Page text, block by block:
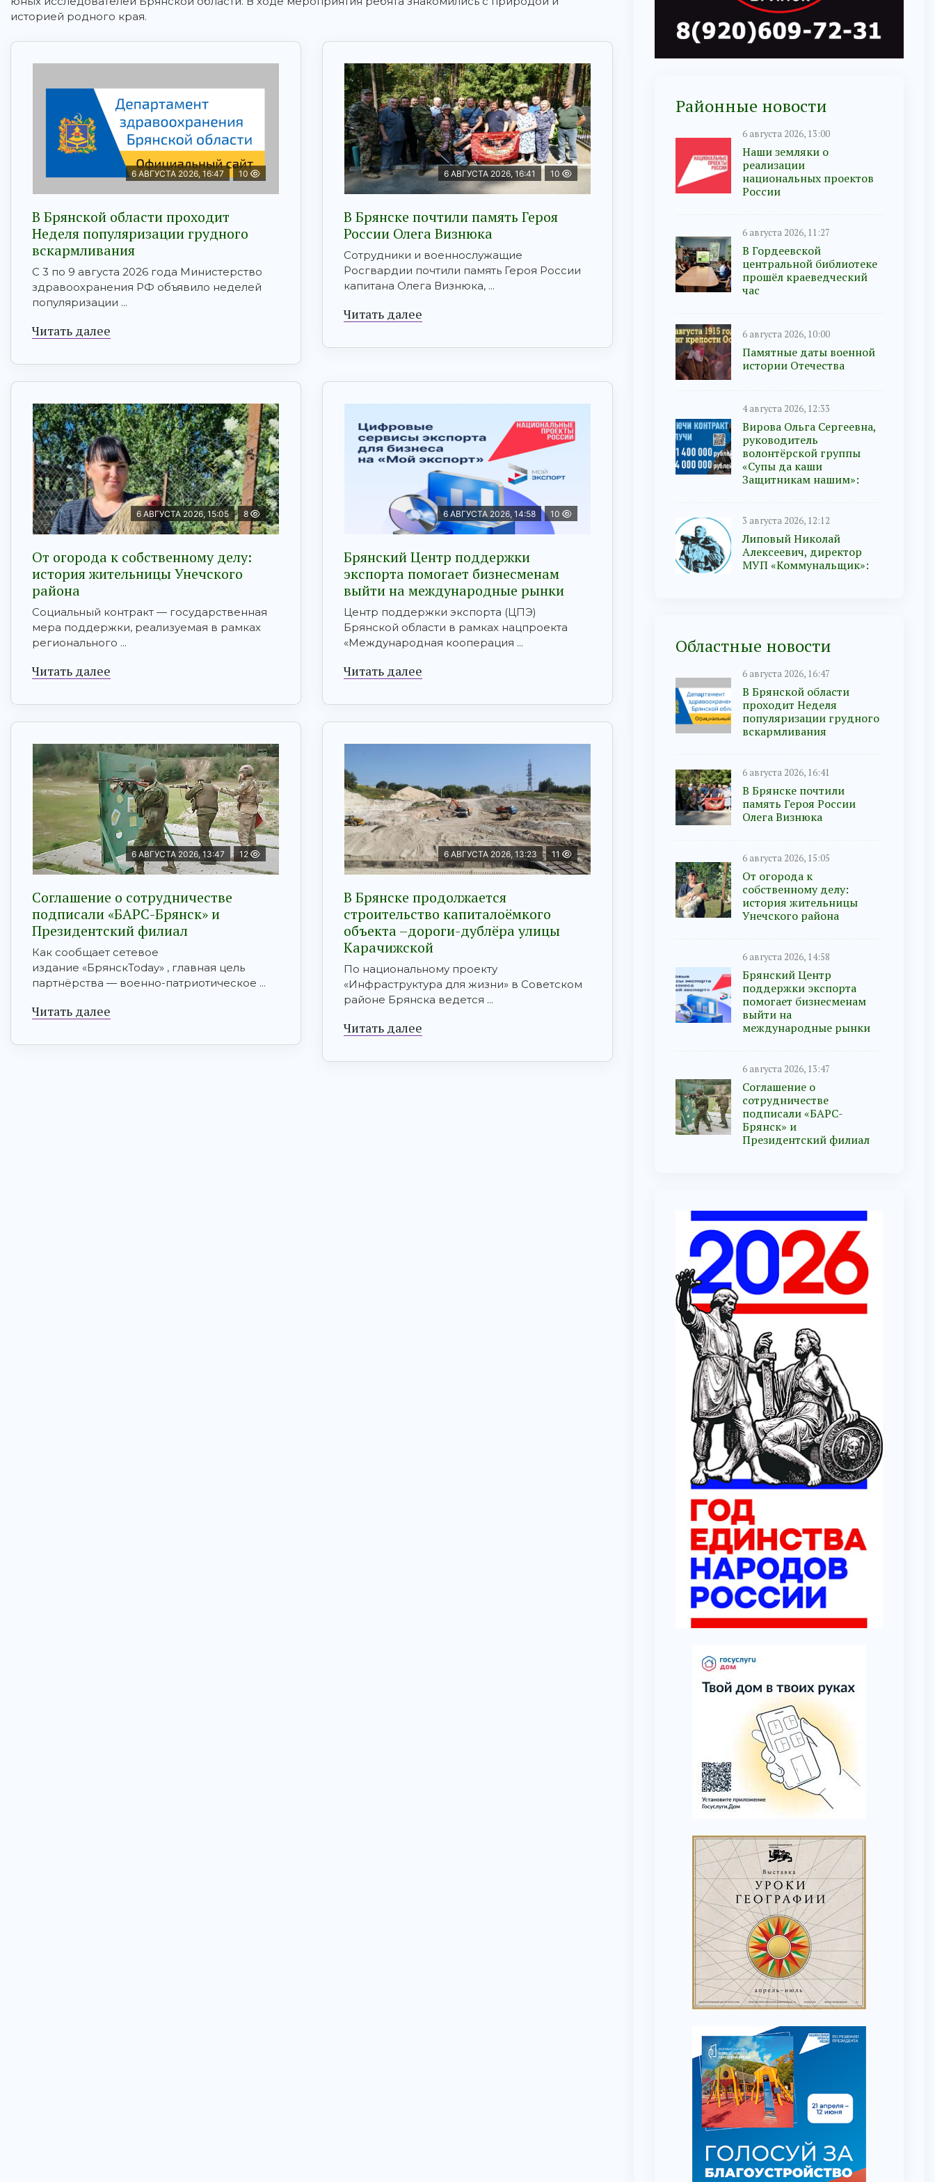
историей родного края.
6 АВГУСТА 2026, 16:47 10
В Брянской области проходит
Неделя популяризации грудного
вскармливания
С 3 по 9 августа 2026 года Министерство
здравоохранения РФ объявило неделей
популяризации ...
Читать далее
6 АВГУСТА 2026, 16:41 10
В Брянске почтили память Героя
России Олега Визнюка
Сотрудники и военнослужащие
Росгвардии почтили память Героя России
капитана Олега Визнюка, ...
Читать далее
6 АВГУСТА 2026, 15:05 8
От огорода к собственному делу:
история жительницы Унечского
района
Социальный контракт — государственная
мера поддержки, реализуемая в рамках
регионального ...
Читать далее
6 АВГУСТА 2026, 14:58 10
Брянский Центр поддержки
экспорта помогает бизнесменам
выйти на международные рынки
Центр поддержки экспорта (ЦПЭ)
Брянской области в рамках нацпроекта
«Международная кооперация ...
Читать далее
6 АВГУСТА 2026, 13:47 12
Соглашение о сотрудничестве
подписали «БАРС-Брянск» и
Президентский филиал
Как сообщает сетевое
издание «БрянскToday» , главная цель
партнёрства — военно-патриотическое ...
Читать далее
6 АВГУСТА 2026, 13:23 11
В Брянске продолжается
строительство капиталоёмкого
объекта –дороги-дублёра улицы
Карачижской
По национальному проекту
«Инфраструктура для жизни» в Советском
районе Брянска ведется ...
Читать далее
Районные новости
6 августа 2026, 13:00
Наши земляки о
реализации
национальных проектов
России
6 августа 2026, 11:27
В Гордеевской
центральной библиотеке
прошёл краеведческий
час
6 августа 2026, 10:00
Памятные даты военной
истории Отечества
4 августа 2026, 12:33
Вирова Ольга Сергеевна,
руководитель
волонтёрской группы
«Супы да каши
Защитникам нашим»:
3 августа 2026, 12:12
Липовый Николай
Алексеевич, директор
МУП «Коммунальщик»:
Областные новости
6 августа 2026, 16:47
В Брянской области
проходит Неделя
популяризации грудного
вскармливания
6 августа 2026, 16:41
В Брянске почтили
память Героя России
Олега Визнюка
6 августа 2026, 15:05
От огорода к
собственному делу:
история жительницы
Унечского района
6 августа 2026, 14:58
Брянский Центр
поддержки экспорта
помогает бизнесменам
выйти на
международные рынки
6 августа 2026, 13:47
Соглашение о
сотрудничестве
подписали «БАРС-
Брянск» и
Президентский филиал